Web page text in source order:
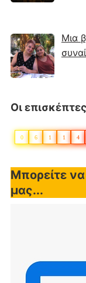
Μια
Οι
0 6 1 1 4
Μπορείτε
μας...